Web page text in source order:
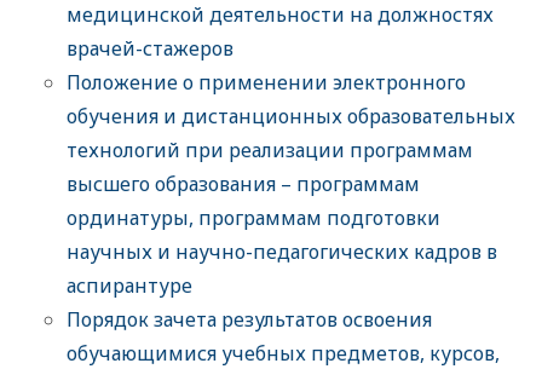
медицинской деятельности на должностях
врачей-стажеров
Положение о применении электронного
обучения и дистанционных образовательных
технологий при реализации программам
высшего образования – программам
ординатуры, программам подготовки
научных и научно-педагогических кадров в
аспирантуре
Порядок зачета результатов освоения
обучающимися учебных предметов, курсов,